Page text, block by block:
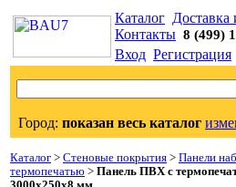
Каталог Доставка
Контакты 8 (499)
Вход Регистрация
Город: показан весь каталог
Каталог > Стеновые покрытия > Панели
термопечатью > Панель ПВХ с